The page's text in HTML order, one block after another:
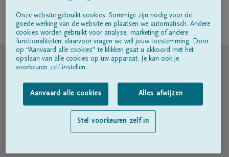
Volg ons op
© DELA
Gebruiksvoorwaarden
Privacyverklaring
Toegankelijkheidsverklaring
Onze website gebruikt cookies. Sommige zijn nodig voor de
goede werking van de website en plaatsen we automatisch. Andere
cookies worden gebruikt voor analyse, marketing of andere
functionaliteiten; daarvoor vragen we wél jouw toestemming. Door
op “Aanvaard alle cookies” te klikken gaat u akkoord met het
opslaan van alle cookies op uw apparaat. Je kan ook je
voorkeuren zelf instellen.
Aanvaard alle cookies Alles afwijzen
Stel voorkeuren zelf in